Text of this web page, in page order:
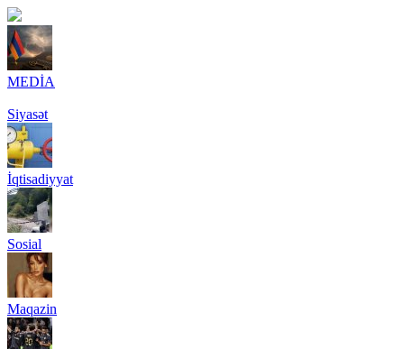
MEDİA
Siyasət
İqtisadiyyat
Sosial
Maqazin